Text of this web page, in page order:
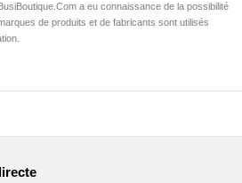
a eu connaissance de la possibilité
de produits et de fabricants sont utilisés